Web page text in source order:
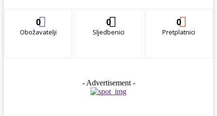
0
Obožavatelji
0
Sljedbenici
0
Pretplatnici
- Advertisement -